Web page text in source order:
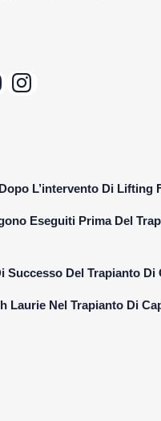
L’intervento Di Lifting
Eseguiti Prima Del
Successo Del Trapianto Di
Laurie Nel Trapianto Di